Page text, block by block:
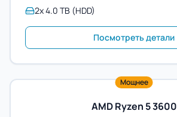
2x 4.0 TB (HDD)
Посмотреть детали
Мощнее
AMD Ryzen 5 3600